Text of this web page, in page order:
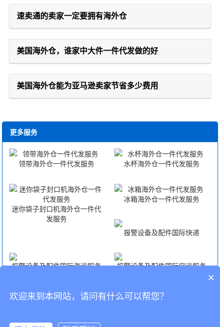
速卖通的卖家一定要拥有海外仓
美国海外仓，谁家中大件一件代发做的好
美国海外仓能为亚马逊卖家节省多少费用
更多服务
领带海外仓一件代发服务 水杯海外仓一件代发服务
迷你袋子封口机海外仓一件代
发服务
冰箱海外仓一件代发服务
报警设备及配件国际快递
报警设备及配件国际海运服务 报警设备及配件国际空运服务
报警设备及配件FBA头程
×
欢迎来到本网站，请问有什么可以帮您？